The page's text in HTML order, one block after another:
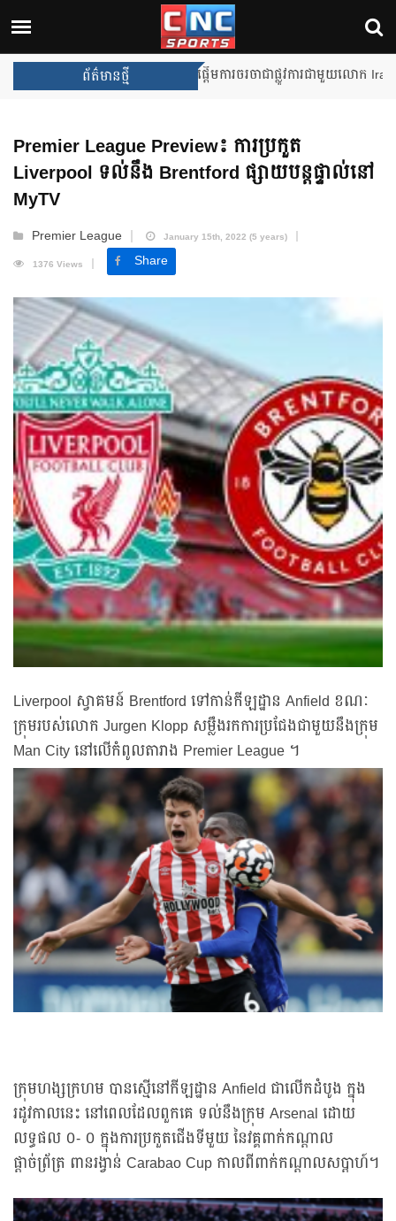
ព័ត៌មានថ្មី Unai Emery សន្យាថានឹងឈ្នះពាន
Premier League Preview៖ ការប្រកួត
Liverpool ទល់នឹង Brentford ផ្សាយបន្តផ្ទាល់នៅ
MyTV
Premier League
January 15th, 2022 (5 years)
1376 Views
Share
Liverpool ស្វាគមន៍ Brentford ទៅកាន់កីឡដ្ឋាន Anfield ខណៈ
ក្រុមរបស់លោក Jurgen Klopp សម្លឹងរកការប្រជែងជាមួយនឹងក្រុម
Man City នៅលើកំពូលតារាង Premier League ។
ក្រុមហង្សក្រហម បានស្មើនៅកីឡដ្ឋាន Anfield ជាលើកដំបូង ក្នុង
រដូវកាលនេះ នៅពេលដែលពួកគេ ទល់នឹងក្រុម Arsenal ដោយ
លទ្ធផល ០- ០ ក្នុងការប្រកួតជើងទីមួយ នៃវគ្គពាក់កណ្តាល
ផ្តាច់ព្រ័ត្រ ពានរង្វាន់ Carabao Cup កាលពីពាក់កណ្តាលសប្តាហ៍។